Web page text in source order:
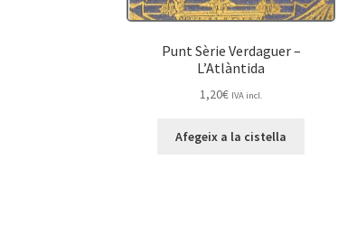
Punt Sèrie Verdaguer –
L’Atlàntida
1,20€ IVA incl.
Afegeix a la cistella